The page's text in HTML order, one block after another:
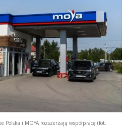
Polska i MOYA rozszerzają współpracę (fot.